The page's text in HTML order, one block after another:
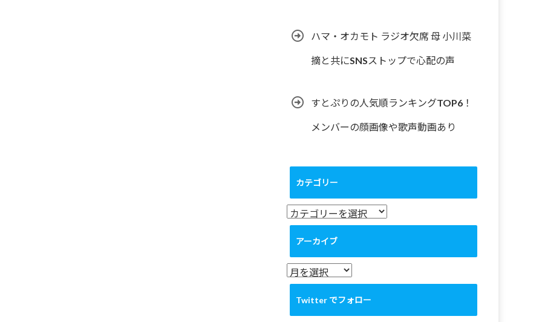
ハマ・オカモト ラジオ欠席 母 小川菜
摘と共にSNSストップで心配の声
すとぷりの人気順ランキングTOP6！
メンバーの顔画像や歌声動画あり
カテゴリー
カ
テ
リ
ー
アーカイブ
ア
ー
イ
Twitter でフォロー